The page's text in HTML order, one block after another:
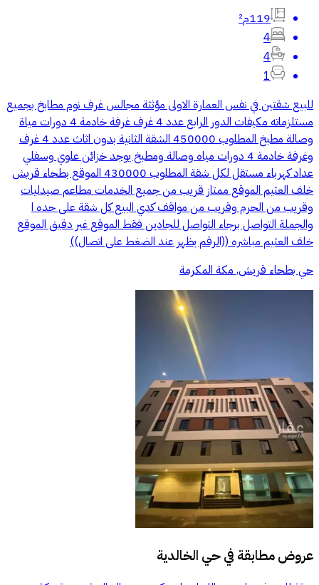
119م²
4
4
1
للبيع شقتين في نفس العمارة الاولى مؤثثة مجالس غرف نوم مطابخ بجميع
مستلزماته مكيفات الدور الرابع عدد 4 غرف غرفة خادمة 4 دورات مياة
وصالة مطبخ المطلوب 450000 الشقة الثانية بدون اثاث عدد 4 غرف
وغرفة خادمة 4 دورات مياه وصالة ومطبخ يوجد خزائن علوي وسفلي
عداد كهرباء مستقل لكل شقة المطلوب 430000 الموقع بطحاء قريش
خلف العثيم الموقع ممتاز قريب من جميع الخدمات مطاعم صيدليات
وقريب من الحرم وقريب من مواقف كدي البيع كل شقة على حده ا
والجملة التواصل برجاء التواصل للجادين فقط الموقع غير دقيق الموقع
خلف العثيم مباشره ((الرقم يظهر عند الضغط على اتصال))
حي بطحاء قريش, مكة المكرمة
عروض مطابقة فيحي الخالدية